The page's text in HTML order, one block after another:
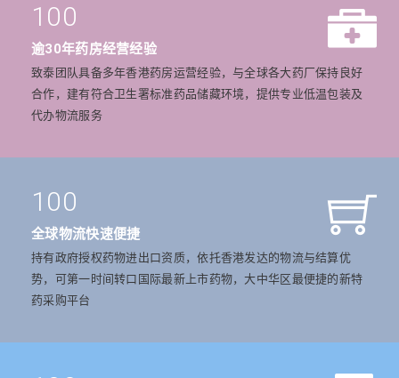
100
逾30年药房经营经验
致泰团队具备多年香港药房运营经验，与全球各大药厂保持良好
合作，建有符合卫生署标准药品储藏环境，提供专业低温包装及
代办物流服务
100
全球物流快速便捷
持有政府授权药物进出口资质，依托香港发达的物流与结算优
势，可第一时间转口国际最新上市药物，大中华区最便捷的新特
药采购平台